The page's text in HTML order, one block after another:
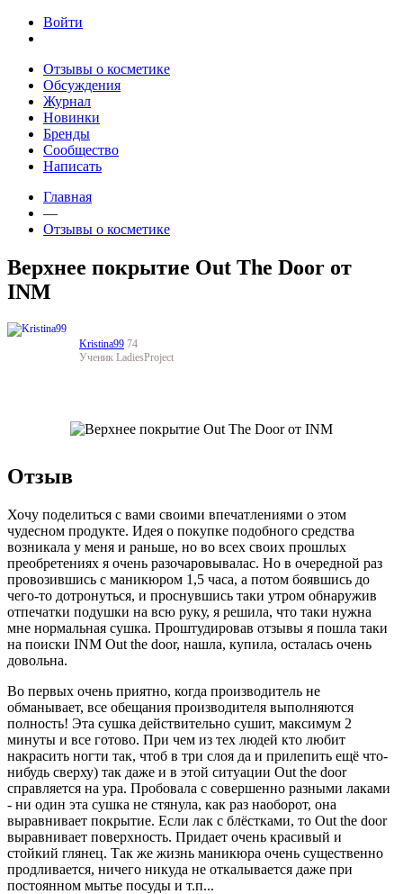
Jump to navigation
Войти
Отзывы о косметике
Обсуждения
Журнал
Новинки
Бренды
Сообщество
Написать
Главная
—
Отзывы о косметике
Верхнее покрытие Out The Door от
INM
Kristina99 74
Ученик LadiesProject
Отзыв
Хочу поделиться с вами своими впечатлениями о этом
чудесном продукте. Идея о покупке подобного средства
возникала у меня и раньше, но во всех своих прошлых
преобретениях я очень разочаровывалас. Но в очередной раз
провозившись с маникюром 1,5 часа, а потом боявшись до
чего-то дотронуться, и проснувшись таки утром обнаружив
отпечатки подушки на всю руку, я решила, что таки нужна
мне нормальная сушка. Проштудировав отзывы я пошла таки
на поиски INM Out the door, нашла, купила, осталась очень
довольна.
Во первых очень приятно, когда производитель не
обманывает, все обещания производителя выполняются
полность! Эта сушка действительно сушит, максимум 2
минуты и все готово. При чем из тех людей кто любит
накрасить ногти так, чтоб в три слоя да и прилепить ещё что-
нибудь сверху) так даже и в этой ситуации Out the door
справляется на ура. Пробовала с совершенно разными лаками
- ни один эта сушка не стянула, как раз наоборот, она
выравнивает покрытие. Если лак с блёстками, то Out the door
выравнивает поверхность. Придает очень красивый и
стойкий глянец. Так же жизнь маникюра очень существенно
продливается, ничего никуда не откалывается даже при
постоянном мытье посуды и т.п...